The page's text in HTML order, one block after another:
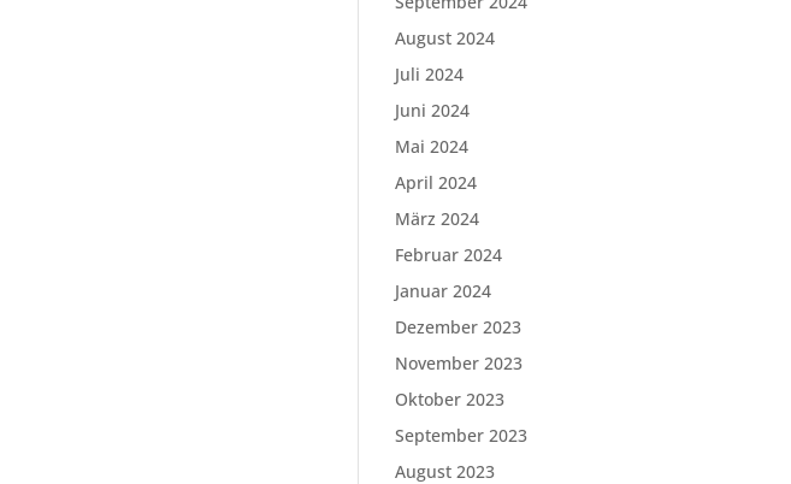
August 2024
Juli 2024
Juni 2024
Mai 2024
April 2024
März 2024
Februar 2024
Januar 2024
Dezember 2023
November 2023
Oktober 2023
September 2023
August 2023